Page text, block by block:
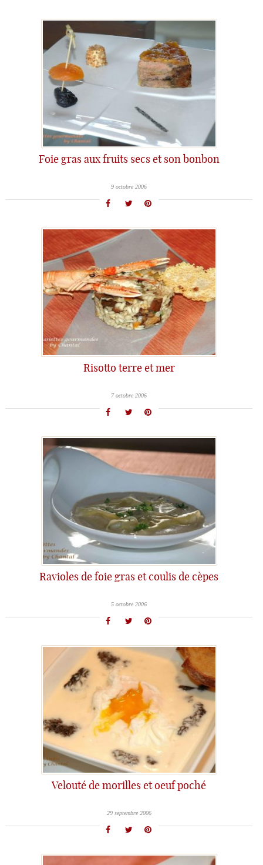
Foie gras aux fruits secs et son bonbon
9 octobre 2006
Risotto terre et mer
7 octobre 2006
Ravioles de foie gras et coulis de cèpes
5 octobre 2006
Velouté de morilles et oeuf poché
29 septembre 2006